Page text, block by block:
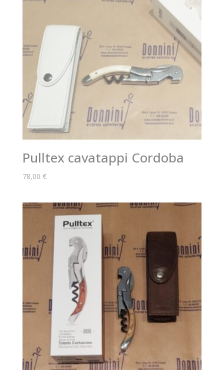
Pulltex cavatappi Cordoba
78,00 €